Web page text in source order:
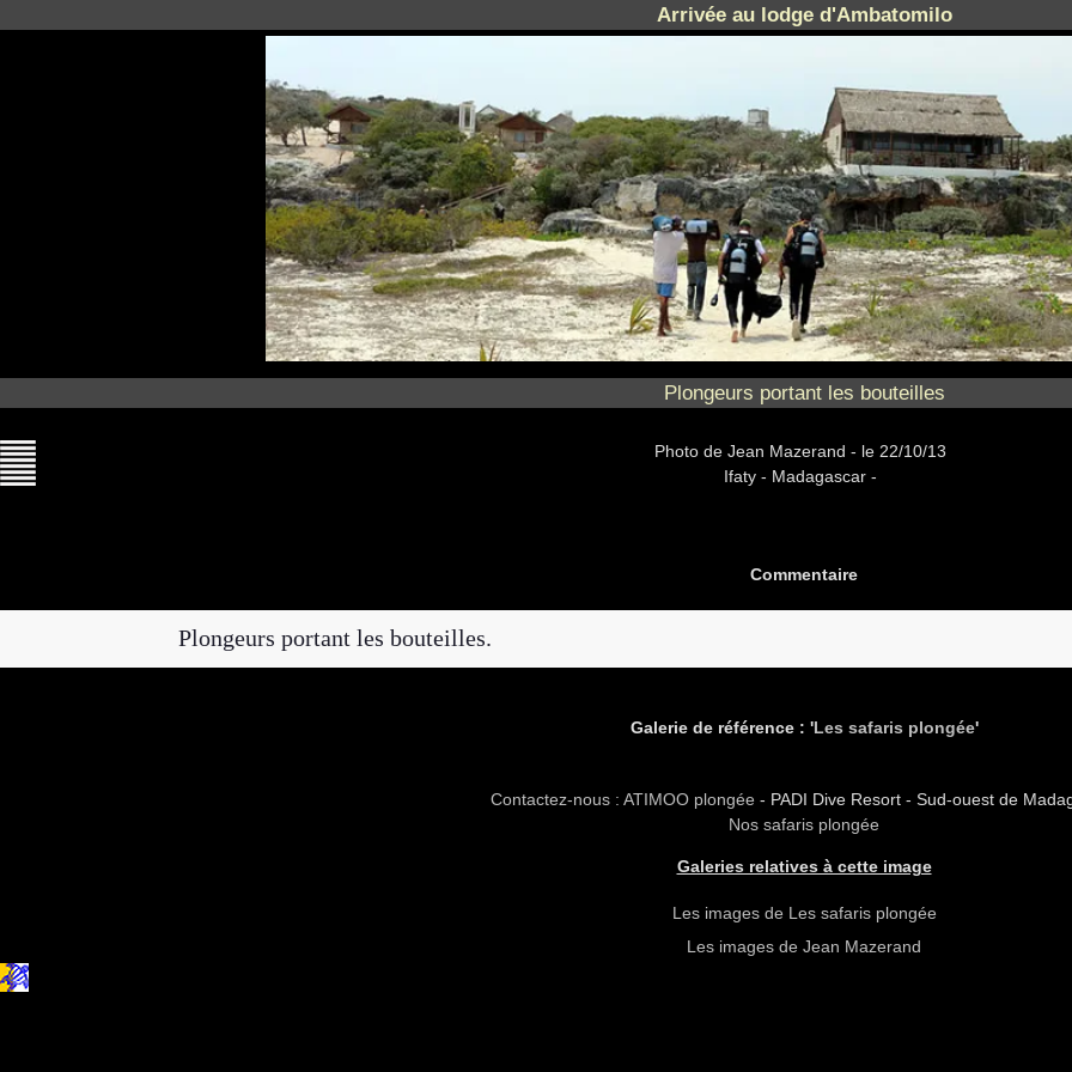
Arrivée au lodge d'Ambatomilo
Plongeurs portant les bouteilles
Photo de Jean Mazerand - le 22/10/13
Ifaty - Madagascar -
Commentaire
Plongeurs portant les bouteilles.
Galerie de référence : 'Les safaris plongée'
Contactez-nous : ATIMOO plongée - PADI Dive Resort - Sud-ouest de
Nos safaris plongée
Galeries relatives à cette image
Les images de Les safaris plongée
Les images de Jean Mazerand